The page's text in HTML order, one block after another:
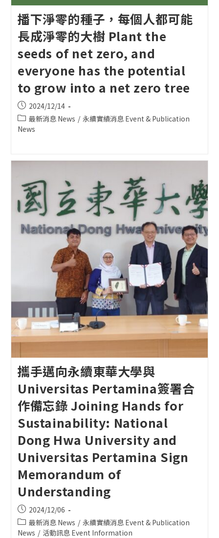
播下淨零的種子，每個人都可能
長成淨零的大樹 Plant the
seeds of net zero, and
everyone has the potential
to grow into a net zero tree
Post
published:
2024/12/14
Post
category:
最新消息 News / 永續實績消息 Event & Publication
News
攜手邁向永續東華大學與
Universitas Pertamina簽署合
作備忘錄 Joining Hands for
Sustainability: National
Dong Hwa University and
Universitas Pertamina Sign
Memorandum of
Understanding
Post
published:
2024/12/06
Post
category:
最新消息 News / 永續實績消息 Event & Publication
News / 活動訊息 Event Information